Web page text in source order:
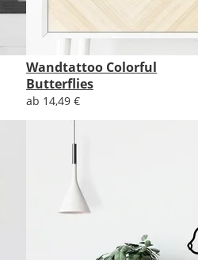
Wandtattoo Colorful
Butterflies
ab 14,49 €